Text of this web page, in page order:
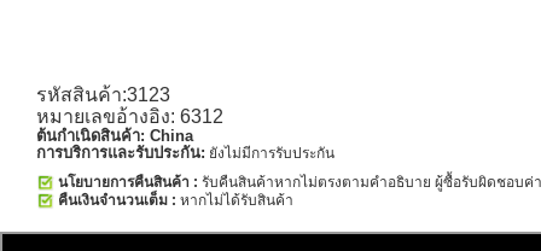
รหัสสินค้า:3123
หมายเลขอ้างอิง: 6312
ต้นกำเนิดสินค้า: China
การบริการและรับประกัน: ยังไม่มีการรับประกัน
นโยบายการคืนสินค้า : รับคืนสินค้าหากไม่ตรงตามคำอธิบาย ผู้ซื้อรับผิดชอบค่
คืนเงินจำนวนเต็ม : หากไม่ได้รับสินค้า